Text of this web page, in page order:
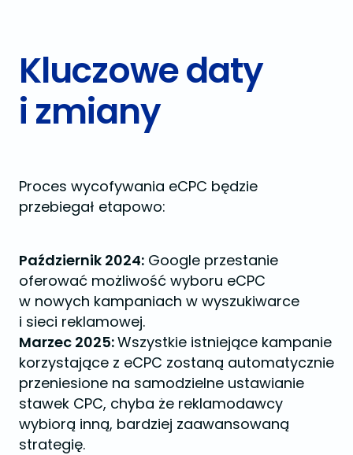
Kluczowe daty
i zmiany
Proces wycofywania eCPC będzie
przebiegał etapowo:
Październik 2024: Google przestanie
oferować możliwość wyboru eCPC
w nowych kampaniach w wyszukiwarce
i sieci reklamowej.
Marzec 2025:Wszystkie istniejące kampanie
korzystające z eCPC zostaną automatycznie
przeniesione na samodzielne ustawianie
stawek CPC, chyba że reklamodawcy
wybiorą inną, bardziej zaawansowaną
strategię.